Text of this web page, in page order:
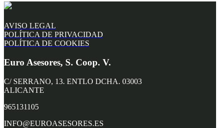
AVISO LEGAL
POLÍTICA DE PRIVACIDAD
POLÍTICA DE COOKIES
Euro Asesores, S. Coop. V.
C/ SERRANO, 13. ENTLO DCHA. 03003
ALICANTE
965131105
INFO@EUROASESORES.ES